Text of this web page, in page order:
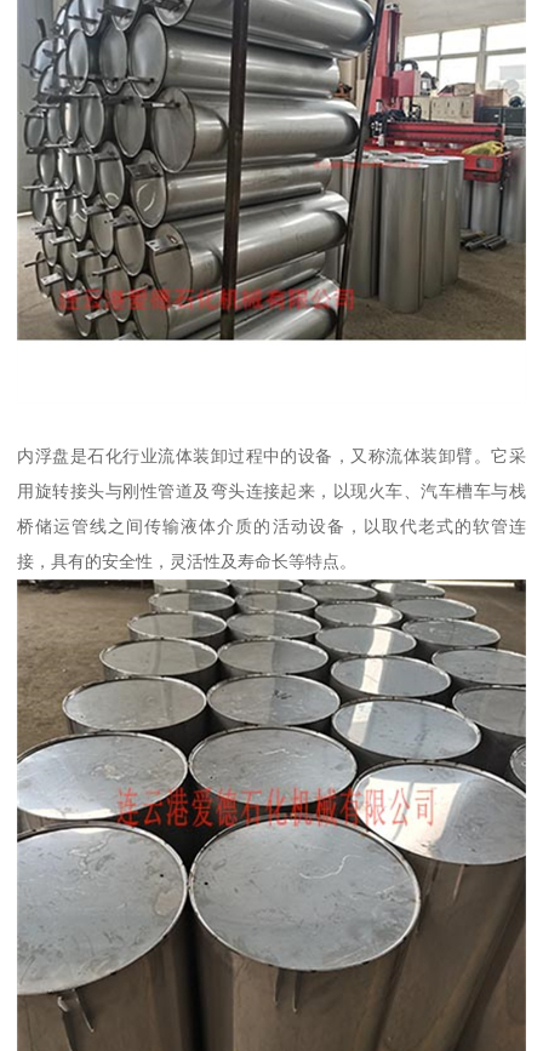
内浮盘是石化行业流体装卸过程中的设备，又称流体装卸臂。它采
用旋转接头与刚性管道及弯头连接起来，以现火车、汽车槽车与栈
桥储运管线之间传输液体介质的活动设备，以取代老式的软管连
接，具有的安全性，灵活性及寿命长等特点。